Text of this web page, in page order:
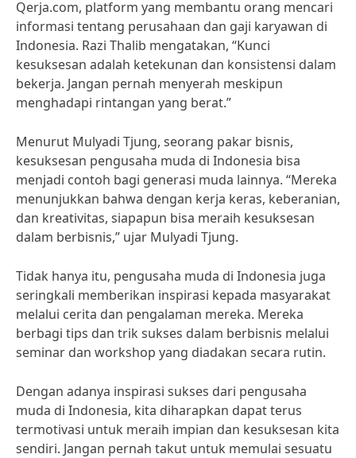
Qerja.com, platform yang membantu orang mencari
informasi tentang perusahaan dan gaji karyawan di
Indonesia. Razi Thalib mengatakan, “Kunci
kesuksesan adalah ketekunan dan konsistensi dalam
bekerja. Jangan pernah menyerah meskipun
menghadapi rintangan yang berat.”
Menurut Mulyadi Tjung, seorang pakar bisnis,
kesuksesan pengusaha muda di Indonesia bisa
menjadi contoh bagi generasi muda lainnya. “Mereka
menunjukkan bahwa dengan kerja keras, keberanian,
dan kreativitas, siapapun bisa meraih kesuksesan
dalam berbisnis,” ujar Mulyadi Tjung.
Tidak hanya itu, pengusaha muda di Indonesia juga
seringkali memberikan inspirasi kepada masyarakat
melalui cerita dan pengalaman mereka. Mereka
berbagi tips dan trik sukses dalam berbisnis melalui
seminar dan workshop yang diadakan secara rutin.
Dengan adanya inspirasi sukses dari pengusaha
muda di Indonesia, kita diharapkan dapat terus
termotivasi untuk meraih impian dan kesuksesan kita
sendiri. Jangan pernah takut untuk memulai sesuatu